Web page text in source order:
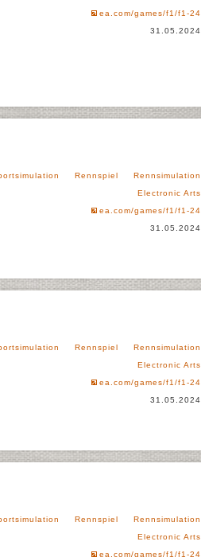
ea.com/games/f1/f1-24
31.05.2024
Rennspiel
Rennsimulation
Electronic Arts
ea.com/games/f1/f1-24
31.05.2024
Rennspiel
Rennsimulation
Electronic Arts
ea.com/games/f1/f1-24
31.05.2024
Rennspiel
Rennsimulation
Electronic Arts
ea.com/games/f1/f1-24